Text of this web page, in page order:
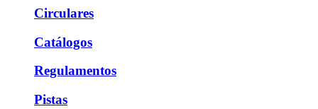
Circulares
Catálogos
Regulamentos
Pistas